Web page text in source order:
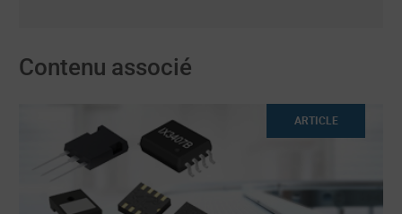
Contenu associé
ARTICLE